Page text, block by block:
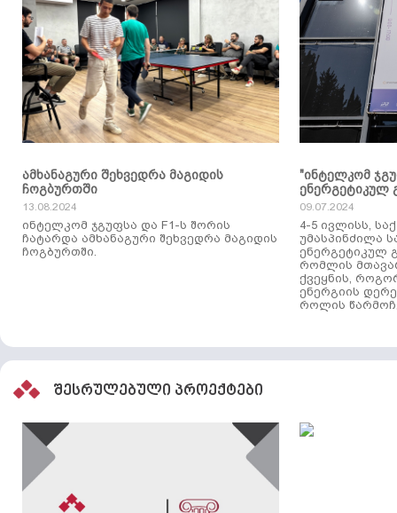
ამხანაგური შეხვედრა მაგიდის
ჩოგბურთში
13.08.2024
ინტელკომ ჯგუფსა და F1-ს შორის
ჩატარდა ამხანაგური შეხვედრა მაგიდის
ჩოგბურთში.
"ინტელკომ
ენერგეტიკულ
09.07.2024
4-5 ივლისს,
უმასპინძილა
ენერგეტიკულ
რომლის
ქვეყნის,
ენერგიის
როლის
შესრულებული პროექტები